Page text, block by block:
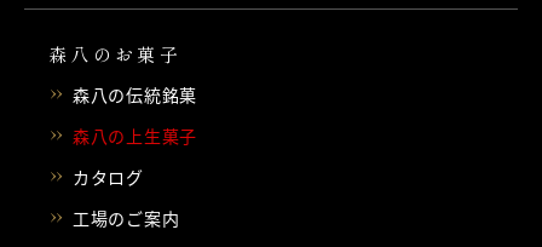
森八のお菓子
森八の伝統銘菓
森八の上生菓子
カタログ
工場のご案内